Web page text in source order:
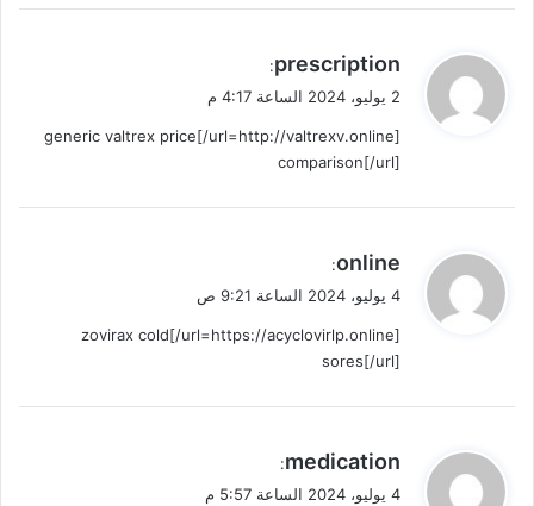
ي
ق
ل
prescription
:
2 يوليو، 2024 الساعة 4:17 م
[url=http://valtrexv.online/]generic valtrex price
comparison[/url]
ي
ق
ل
online
:
4 يوليو، 2024 الساعة 9:21 ص
[url=https://acyclovirlp.online/]zovirax cold
sores[/url]
ي
ق
medication
:
4 يوليو، 2024 الساعة 5:57 م